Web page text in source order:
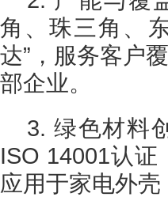
角、珠三角、
达”，服务客户
部企业。
3. 绿色材料
ISO 14001认
应用于家电外